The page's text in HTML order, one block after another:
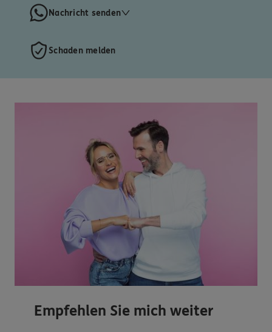
Nachricht senden
Schaden melden
Empfehlen Sie mich weiter